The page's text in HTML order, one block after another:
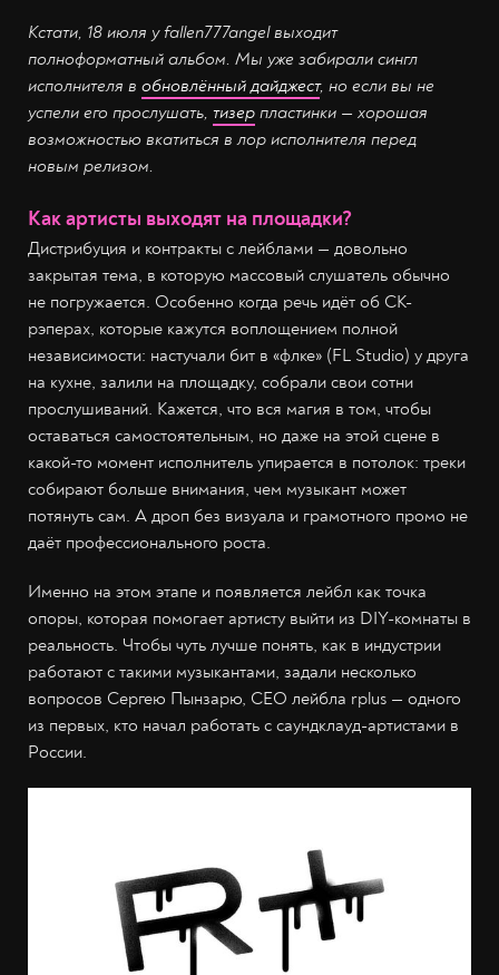
Кстати, 18 июля у fallen777angel выходит
полноформатный альбом. Мы уже забирали сингл
исполнителя в обновлённый дайджест, но если вы не
успели его прослушать, тизер пластинки — хорошая
возможностью вкатиться в лор исполнителя перед
новым релизом.
Как артисты выходят на площадки?
Дистрибуция и контракты с лейблами — довольно
закрытая тема, в которую массовый слушатель обычно
не погружается. Особенно когда речь идёт об СК-
рэперах, которые кажутся воплощением полной
независимости: настучали бит в «флке» (FL Studio) у друга
на кухне, залили на площадку, собрали свои сотни
прослушиваний. Кажется, что вся магия в том, чтобы
оставаться самостоятельным, но даже на этой сцене в
какой-то момент исполнитель упирается в потолок: треки
собирают больше внимания, чем музыкант может
потянуть сам. А дроп без визуала и грамотного промо не
даёт профессионального роста.
Именно на этом этапе и появляется лейбл как точка
опоры, которая помогает артисту выйти из DIY-комнаты в
реальность. Чтобы чуть лучше понять, как в индустрии
работают с такими музыкантами, задали несколько
вопросов Сергею Пынзарю, СЕО лейбла rplus — одного
из первых, кто начал работать с саундклауд-артистами в
России.